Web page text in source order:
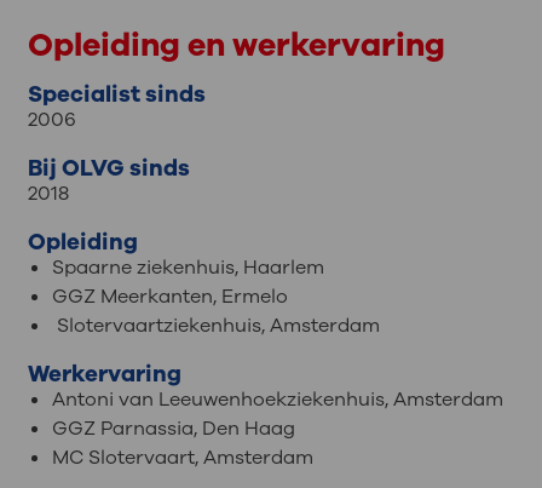
Opleiding en werkervaring
Specialist sinds
2006
Bij OLVG sinds
2018
Opleiding
Spaarne ziekenhuis, Haarlem
GGZ Meerkanten, Ermelo
Slotervaartziekenhuis, Amsterdam
Werkervaring
Antoni van Leeuwenhoekziekenhuis, Amsterdam
GGZ Parnassia, Den Haag
MC Slotervaart, Amsterdam